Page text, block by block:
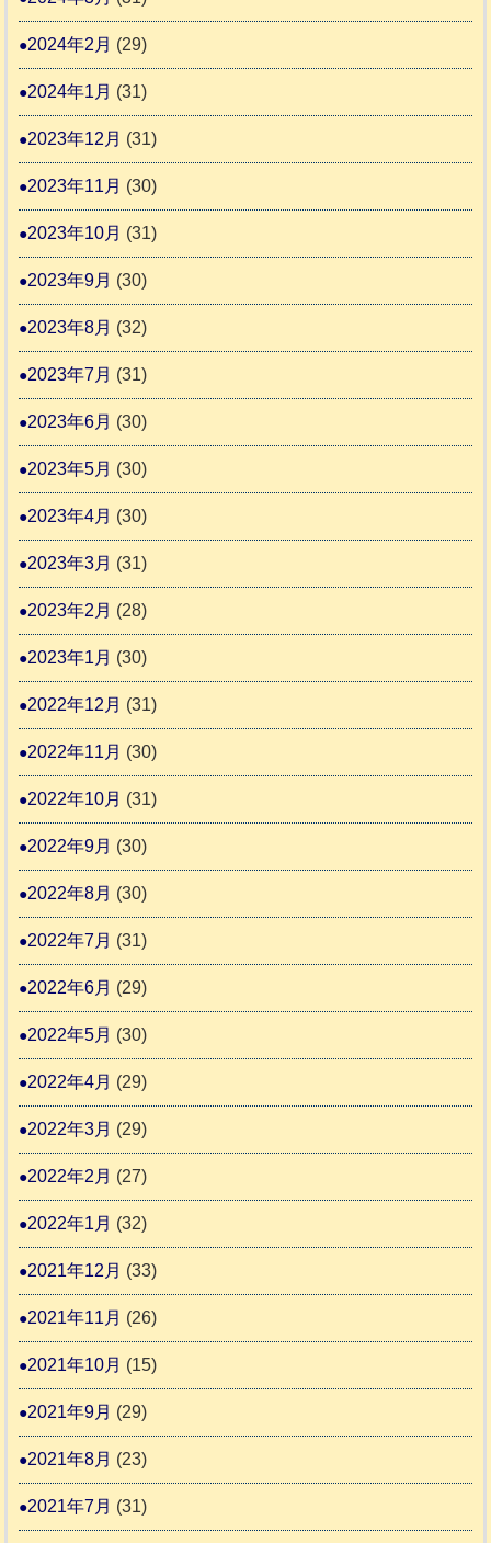
2024年2月 (29)
2024年1月 (31)
2023年12月 (31)
2023年11月 (30)
2023年10月 (31)
2023年9月 (30)
2023年8月 (32)
2023年7月 (31)
2023年6月 (30)
2023年5月 (30)
2023年4月 (30)
2023年3月 (31)
2023年2月 (28)
2023年1月 (30)
2022年12月 (31)
2022年11月 (30)
2022年10月 (31)
2022年9月 (30)
2022年8月 (30)
2022年7月 (31)
2022年6月 (29)
2022年5月 (30)
2022年4月 (29)
2022年3月 (29)
2022年2月 (27)
2022年1月 (32)
2021年12月 (33)
2021年11月 (26)
2021年10月 (15)
2021年9月 (29)
2021年8月 (23)
2021年7月 (31)